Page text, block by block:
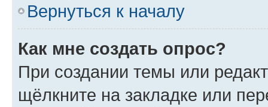
Вернуться к началу
Как мне создать опрос?
При создании темы или
щёлкните на закладке или